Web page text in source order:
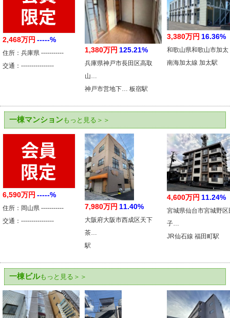
2,468万円 -----%
住所：兵庫県 -----------
交通：----------------
1,380万円 125.21%
兵庫県神戸市長田区高取
山…
神戸市営地下… 板宿駅
3,380万円 16.36%
和歌山県和歌山市加太
南海加太線 加太駅
一棟マンションもっと見る＞＞
6,590万円 -----%
住所：岡山県 -----------
交通：----------------
7,980万円 11.40%
大阪府大阪市西成区天下
茶…
駅
4,600万円 11.24%
宮城県仙台市宮城野区
子…
JR仙石線 福田町駅
一棟ビルもっと見る＞＞